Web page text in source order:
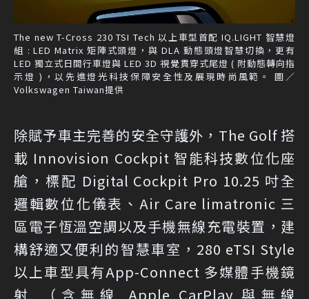
The new T-Cross 230 TSI Tech 以上車型首配 IQ.LIGHT 智慧燈
組 : LED Matrix 矩陣式頭燈，與 DLA 動態頭燈智慧切換，更有
LED 獨立式日間行車燈與 LED 3D 視覺貫穿式尾燈 ( 附動態轉向指
示燈 )，以先進燈光科技保障安全性及展現時尚風範。 圖／
Volkswagen Taiwan提供
除賦予車主完善的安全守護外，The Golf 搭
載 Innovision Cockpit 智能科技數位化座
艙，標配 Digital Cockpit Pro 10.25 吋全
邏輯數位化儀表、Air Care limatronic 三
區電子恆溫空調以及手機無線充電裝置，建
構舒適又便利的智慧車室，280 eTSI Style
以上車型具有App-Connect 多媒體手機鏡
射 （含無線 Apple CarPlay 與無線